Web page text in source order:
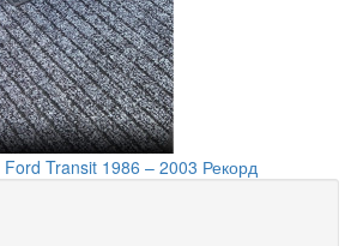
Transit 1986 – 2003 Рекорд